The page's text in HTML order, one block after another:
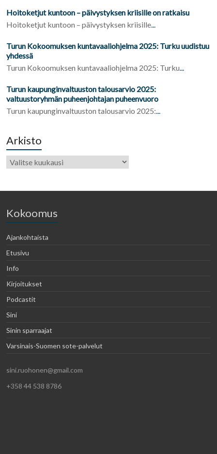
Hoitoketjut kuntoon – päivystyksen kriisille on ratkaisu
Hoitoketjut kuntoon – päivystyksen kriisille...
Turun Kokoomuksen kuntavaaliohjelma 2025: Turku uudistuu
yhdessä
Turun Kokoomuksen kuntavaaliohjelma 2025: Turku...
Turun kaupunginvaltuuston talousarvio 2025:
valtuustoryhmän puheenjohtajan puheenvuoro
Turun kaupunginvaltuuston talousarvio 2025:...
Arkisto
Kokoomus
Ajankohtaista
Etusivu
Info
Kirjoitukset
Podcastit
Sini
Sinin sparraajat
Varsinais-Suomen sote-palvelut
sini.ruohonen@gmail.com
+358 44 538 8786